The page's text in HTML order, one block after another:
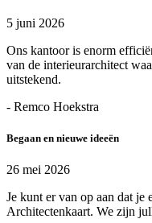
5 juni 2026
Ons kantoor is enorm
van de interieurarchitect
uitstekend.
- Remco Hoekstra
Begaan en nieuwe ideeën
26 mei 2026
Je kunt er van op aan dat je
Architectenkaart. We zijn